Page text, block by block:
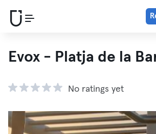
Evox - Platja de la
No ratings yet